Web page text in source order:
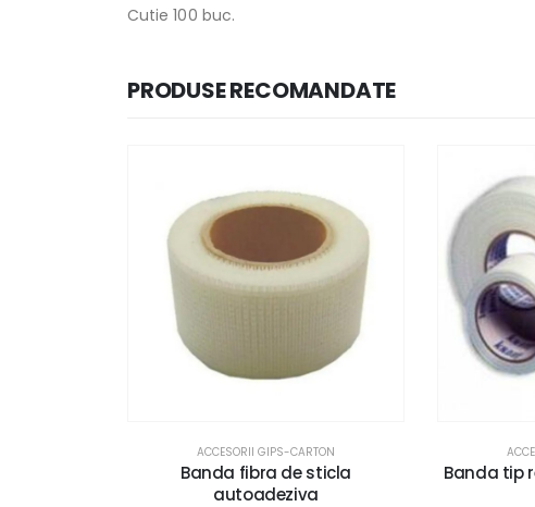
Cutie 100 buc.
PRODUSE RECOMANDATE
ACCESORII GIPS-CARTON
Banda fibra de sticla
autoadeziva
Banda tip